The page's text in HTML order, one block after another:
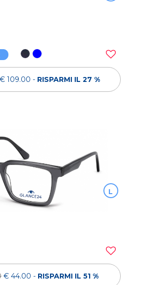
€ 109.00 - RISPARMI IL 27 %
L
€ 44.00 - RISPARMI IL 51 %